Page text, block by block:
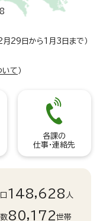
月29日から1月3日まで）
て ）
各課の
仕事・連絡先
148,628 人
80,172世帯